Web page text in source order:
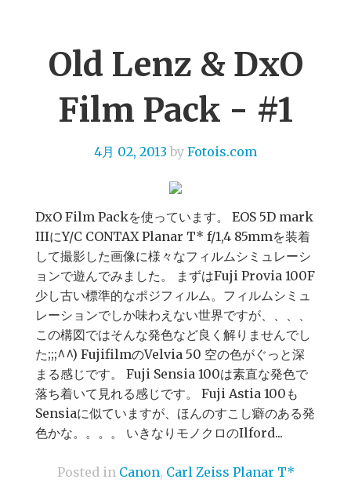
Old Lenz & DxO
Film Pack - #1
4月 02, 2013 by Fotois.com
DxO Film Packを使っています。 EOS 5D mark
IIIにY/C CONTAX Planar T* f/1,4 85mmを装着
して撮影した画像に様々なフィルムシミュレーシ
ョンで遊んでみました。 まずはFuji Provia 100F
少し古い標準的なポジフィルム。フィルムシミュ
レーションでしか味わえない世界ですが、、、、
この構図ではそんな発色など良く解りませんでし
た;;;^^) FujifilmのVelvia 50 空の色がぐっと深
まる感じです。 Fuji Sensia 100は素直な発色で
落ち着いて見れる感じです。 Fuji Astia 100も
Sensiaに似ていますが、ほんのすこし癖のある発
色かな。。。。 いきなりモノクロのIlford...
Posted in Canon, Carl Zeiss Planar T*